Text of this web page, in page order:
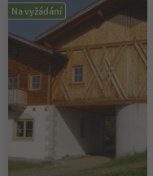
Na vyžádání